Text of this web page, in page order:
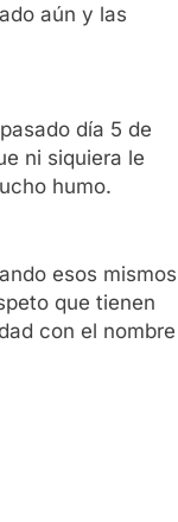
aún y las
día 5 de
ni siquiera le
humo.
esos mismos
que tienen
con el nombre